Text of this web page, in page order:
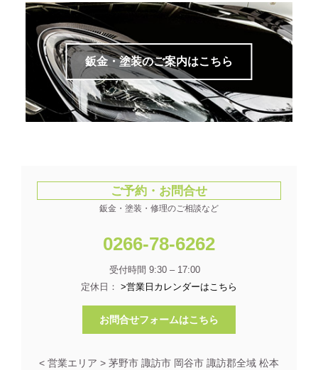
鈑金・塗装のご案内はこちら
ご予約・お問合せ
鈑金・塗装・修理のご相談など
0266-78-6262
受付時間 9:30 – 17:00
定休日： >営業日カレンダーはこちら
お問合せフォームはこちら
< 営業エリア > 茅野市 諏訪市 岡谷市 諏訪郡全域 松本